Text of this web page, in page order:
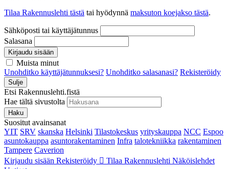
Tilaa Rakennuslehti tästä tai hyödynnä maksuton koejakso tästä.
Sähköposti tai käyttäjätunnus
Salasana
Kirjaudu sisään
Muista minut
Unohditko käyttäjätunnuksesi? Unohditko salasanasi? Rekisteröidy
Sulje
Etsi Rakennuslehti.fistä
Hae tältä sivustolta
Haku
Suositut avainsanat
YIT SRV skanska Helsinki Tilastokeskus yrityskauppa NCC Espoo
asuntokauppa asuntorakentaminen Infra talotekniikka rakentaminen
Tampere Caverion
Kirjaudu sisään Rekisteröidy Tilaa Rakennuslehti Näköislehdet